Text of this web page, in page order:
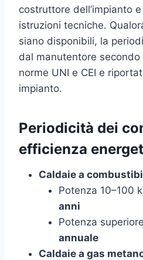
costruttore dell’impianto
istruzioni tecniche.
siano disponibili, la
dal manutentore
norme UNI e CEI e
impianto.
Periodicità dei
efficienza
Caldaie a
Potenza 10–100
anni
Potenza
annuale
Caldaie a gas